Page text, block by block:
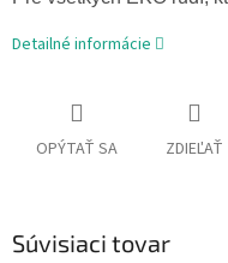
Detailné informácie
OPÝTAŤ SA ZDIEĽAŤ
Súvisiaci tovar